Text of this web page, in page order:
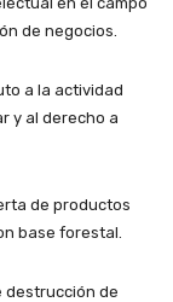
de negocios.
a la actividad
y al derecho a
de productos
base forestal.
destrucción de